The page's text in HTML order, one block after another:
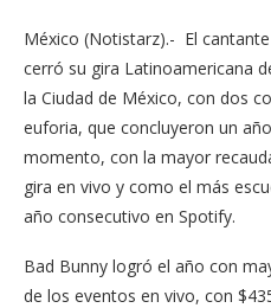
México (Notistarz).- El
cerró su gira Latinoamericana
la Ciudad de México, con dos
euforia, que concluyeron un
momento, con la mayor
gira en vivo y como el más
año consecutivo en Spotify.
Bad Bunny logró el año con
de los eventos en vivo, con